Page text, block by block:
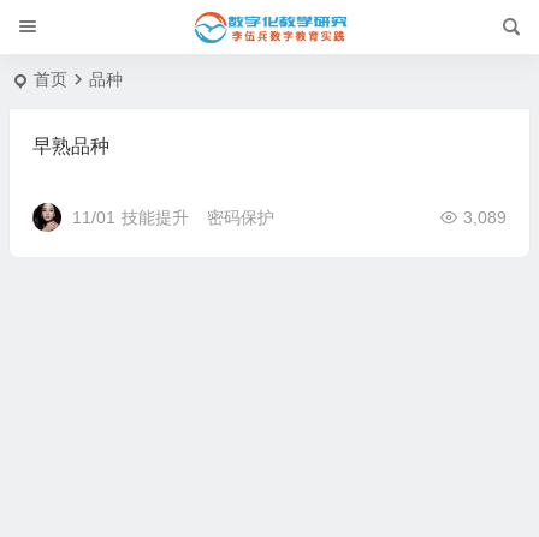
首页 品种
早熟品种
11/01 技能提升 3,089
密码保护